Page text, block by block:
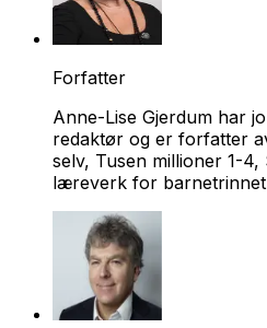
Forfatter
Anne-Lise Gjerdum har
redaktør og er forfatter
selv, Tusen millioner 1-
læreverk for